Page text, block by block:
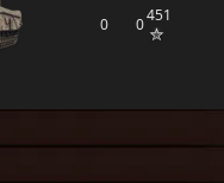
0 0451